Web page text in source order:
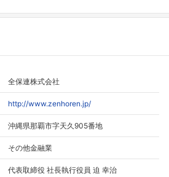
全保連株式会社
http://www.zenhoren.jp/
沖縄県那覇市字天久905番地
その他金融業
代表取締役 社長執行役員 迫 幸治